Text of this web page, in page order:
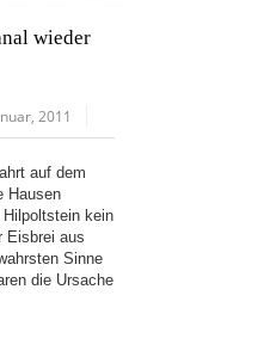
wieder
2011
auf dem
Hausen
kein
Eisbrei aus
Sinne
die Ursache